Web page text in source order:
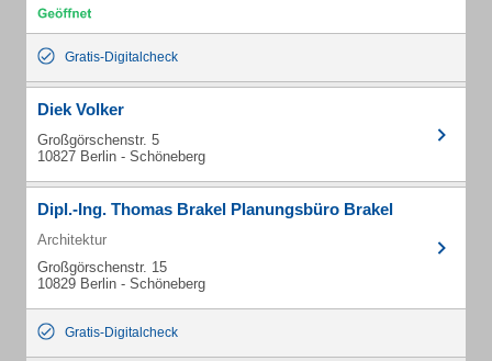
Gratis-Digitalcheck
Diek Volker
Großgörschenstr. 5
10827 Berlin - Schöneberg
Dipl.-Ing. Thomas Brakel Planungsbüro Brakel
Architektur
Großgörschenstr. 15
10829 Berlin - Schöneberg
Gratis-Digitalcheck